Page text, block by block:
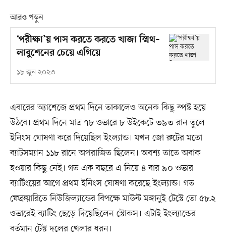
আরও পড়ুন
‘পরীক্ষা’য় পাস করতে করতে খাজা স্মিথ–
লাবুশেনের চেয়ে এগিয়ে
১৮ জুন ২০২৩
এবারের অ্যাশেজে প্রথম দিনে তাকালেও অনেক কিছু স্পষ্ট হয়ে
উঠবে। প্রথম দিনে মাত্র ৭৮ ওভারে ৮ উইকেটে ৩৯৩ রান তুলে
ইনিংস ঘোষণা করে দিয়েছিল ইংল্যান্ড। যখন জো রুটের মতো
ব্যাটসম্যান ১১৮ রানে অপরাজিত ছিলেন। অবশ্য তাতে অবাক
হওয়ার কিছু নেই। গত এক বছরে এ নিয়ে ৪ বার ৯০ ওভার
ব্যাটিংয়ের আগে প্রথম ইনিংস ঘোষণা করেছে ইংল্যান্ড। গত
ফেব্রুয়ারিতে নিউজিল্যান্ডের বিপক্ষে মাউন্ট মঙ্গানুই টেস্টে তো ৫৮.২
ওভারেই ব্যাটিং ছেড়ে দিয়েছিলেন স্টোকস। এটাই ইংল্যান্ডের
বর্তমান টেস্ট দলের খেলার ধরন।